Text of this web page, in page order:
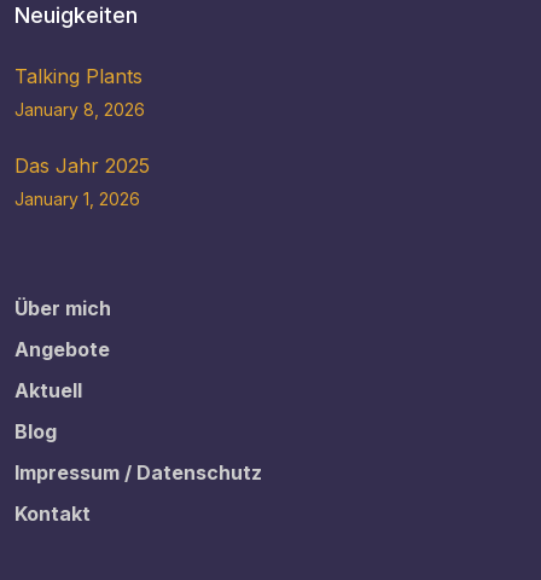
Neuigkeiten
Talking Plants
January 8, 2026
Das Jahr 2025
January 1, 2026
Über mich
Angebote
Aktuell
Blog
Impressum / Datenschutz
Kontakt